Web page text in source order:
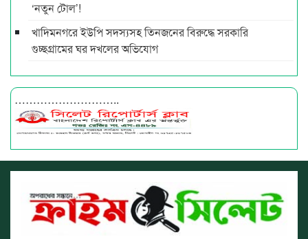
‘নতুন টোল’!
খাদিমনগরে ইউপি সদস্যসহ তিনজনের বিরুদ্ধে সরকারি
গুচ্ছগ্রামের ঘর দখলের অভিযোগ
………………………..